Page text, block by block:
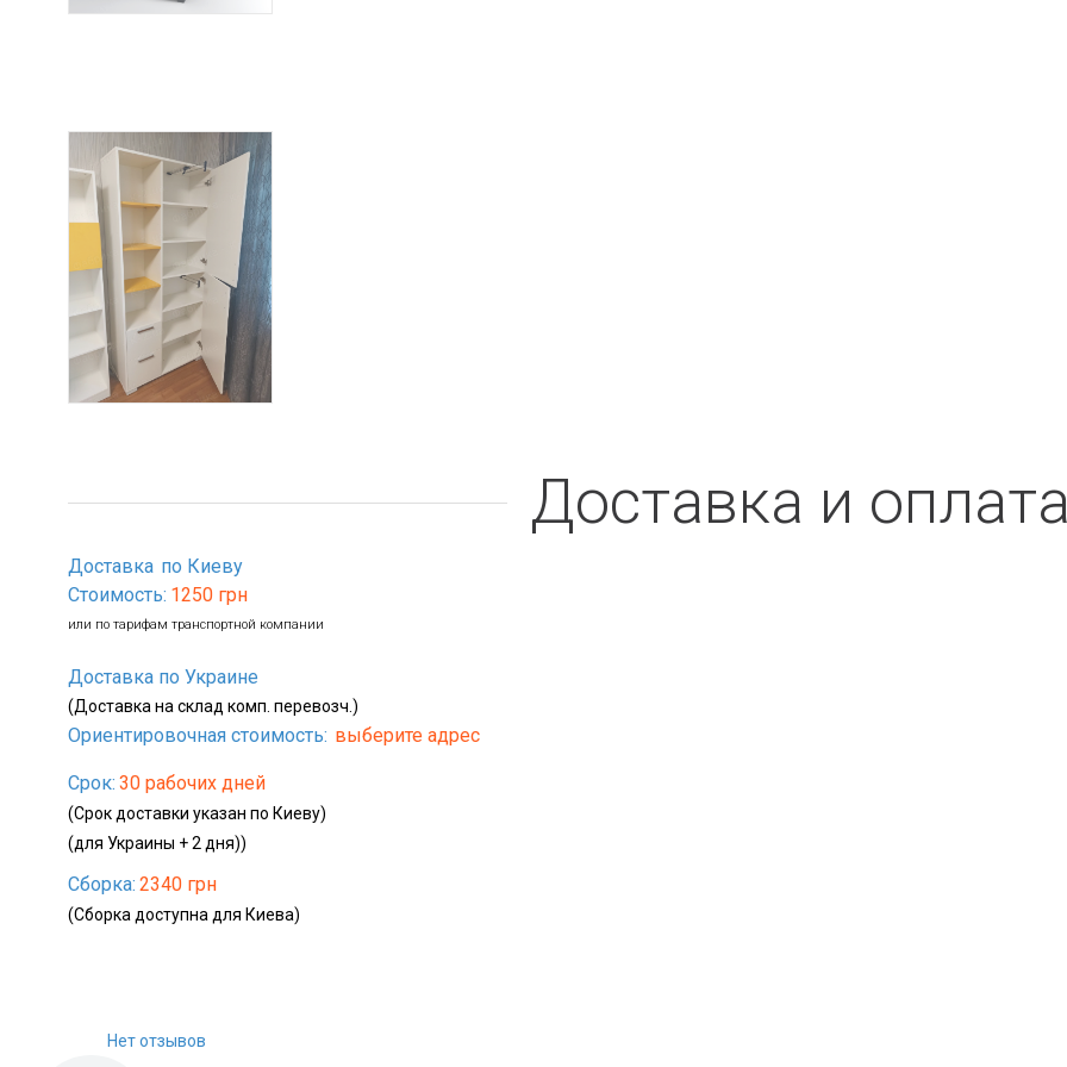
Доставка и
Доставка по Киеву
Стоимость: 1250 грн
или по тарифам транспортной компании
Доставка по Украине
(Доставка на склад комп. перевозч.)
Ориентировочная стоимость: выберите адрес
Срок: 30 рабочих дней
(Срок доставки указан по Киеву)
(для Украины + 2 дня))
Сборка: 2340 грн
(Сборка доступна для Киева)
Нет отзывов